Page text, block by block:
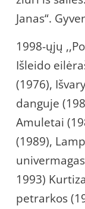
Janas“.
1998-ųjų
Išleido
(1976),
danguje
Amuletai
(1989),
1993)
petrarkos